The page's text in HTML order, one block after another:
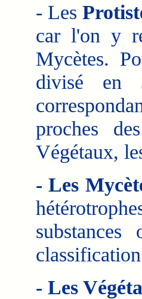
- Les
car l'on y
Mycètes.
divisé en
proches
Végétaux,
- Les
- Les